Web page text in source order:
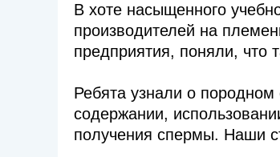
В хоте насыщенного
производителей на
предприятия, поняли, что
Ребята узнали о породном
содержании,
получения спермы. Наши